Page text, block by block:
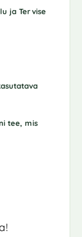
ja Tervise
tee, mis